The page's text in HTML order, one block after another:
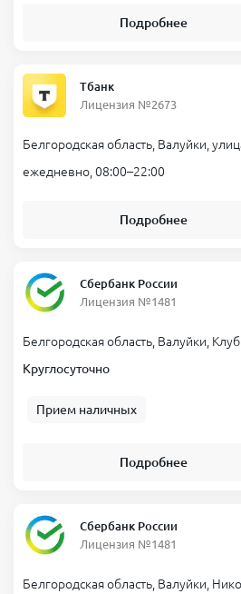
Подробнее
Тбанк
Лицензия №2673
Белгородская область, Валуйки,
ежедневно, 08:00–22:00
Подробнее
Сбербанк России
Лицензия №1481
Белгородская область, Валуйки,
Круглосуточно
Прием наличных
Подробнее
Сбербанк России
Лицензия №1481
Белгородская область, Валуйки,